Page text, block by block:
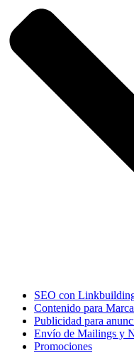
SEO con
Contenido para
Publicidad para
Envío de Mailings y
Promociones